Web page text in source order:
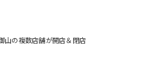
山の複数店舗が開店＆閉店